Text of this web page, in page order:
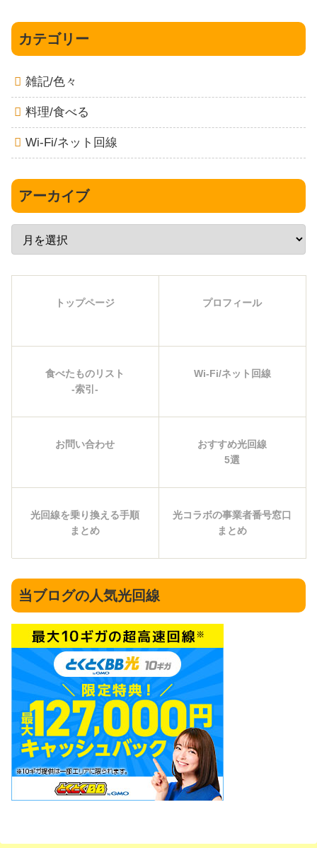
カテゴリー
雑記/色々
料理/食べる
Wi-Fi/ネット回線
アーカイブ
トップページ プロフィール
食べたものリスト
-索引-
Wi-Fi/ネット回線
お問い合わせ
おすすめ光回線
5選
光回線を乗り換える手順
まとめ
光コラボの事業者番号窓口
まとめ
当ブログの人気光回線